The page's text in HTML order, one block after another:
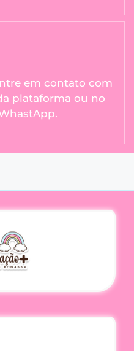
em contato com
plataforma ou no